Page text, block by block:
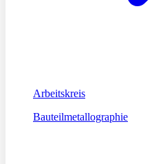
Arbeitskreis
Bauteilmetallographie